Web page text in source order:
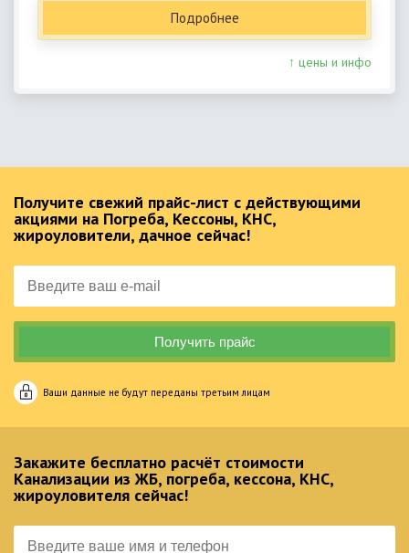
Подробнее
↑ цены и инфо
Получите свежий прайс-лист с действующими
акциями на Погреба, Кессоны, КНС,
жироуловители, дачное сейчас!
Ваши данные не будут переданы третьим лицам
Закажите бесплатно расчёт стоимости
Канализации из ЖБ, погреба, кессона, КНС,
жироуловителя сейчас!